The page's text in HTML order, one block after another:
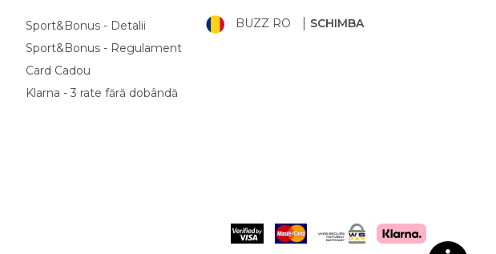
Sport&Bonus - Detalii
Sport&Bonus - Regulament
Card Cadou
Klarna - 3 rate fără dobândă
BUZZ RO SCHIMBA